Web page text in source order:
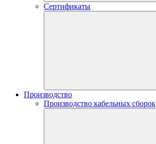
Сертификаты
Производство
Производство кабельных сборок